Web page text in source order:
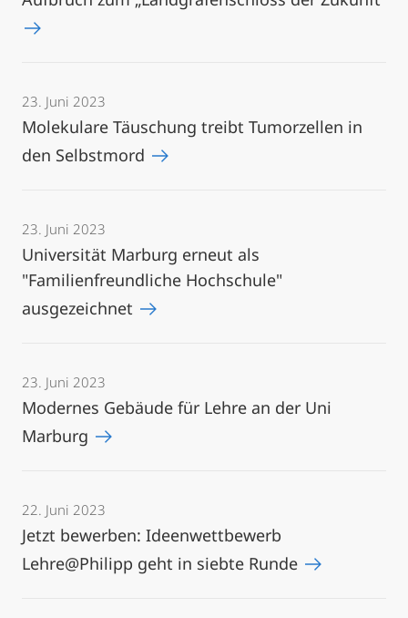
23. Juni 2023
Molekulare Täuschung treibt Tumorzellen in
den Selbstmord
23. Juni 2023
Universität Marburg erneut als
"Familienfreundliche Hochschule"
ausgezeichnet
23. Juni 2023
Modernes Gebäude für Lehre an der Uni
Marburg
22. Juni 2023
Jetzt bewerben: Ideenwettbewerb
Lehre@Philipp geht in siebte Runde